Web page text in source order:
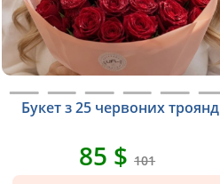
Букет з 25 червоних троянд
85 $101